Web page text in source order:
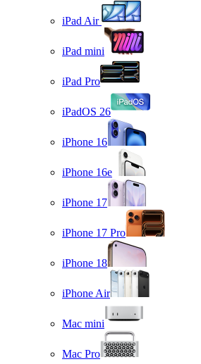
iPad Air
iPad mini
iPad Pro
iPadOS 26
iPhone 16
iPhone 16e
iPhone 17
iPhone 17 Pro
iPhone 18
iPhone Air
Mac mini
Mac Pro